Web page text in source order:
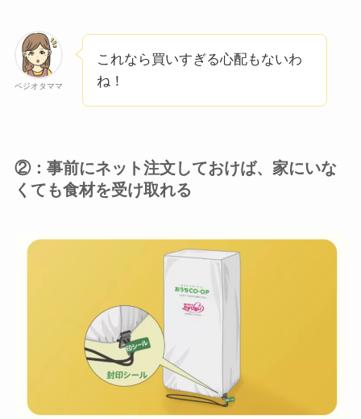
ベジオタママ
これなら買いすぎる心配もないわ
ね！
②：事前にネット注文しておけば、家にいな
くても食材を受け取れる